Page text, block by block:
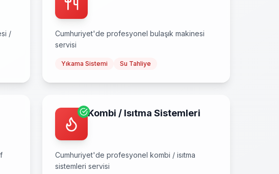
/
Cumhuriyet'de profesyonel bulaşık makinesi
servisi
Yıkama Sistemi Su Tahliye
Kombi / Isıtma Sistemleri
Cumhuriyet'de profesyonel kombi / isıtma
sistemleri servisi